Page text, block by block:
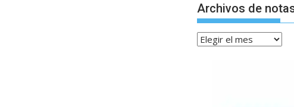
Archivos de
Archivos